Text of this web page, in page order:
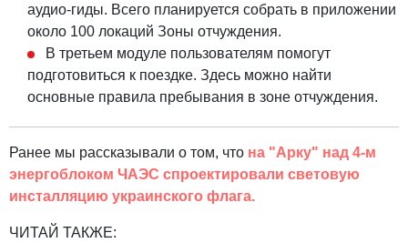
аудио-гиды. Всего планируется собрать в приложении
около 100 локаций Зоны отчуждения.
В третьем модуле пользователям помогут
подготовиться к поездке. Здесь можно найти
основные правила пребывания в зоне отчуждения.
Ранее мы рассказывали о том, что на "Арку" над 4-м
энергоблоком ЧАЭС спроектировали световую
инсталляцию украинского флага.
ЧИТАЙ ТАКЖЕ: